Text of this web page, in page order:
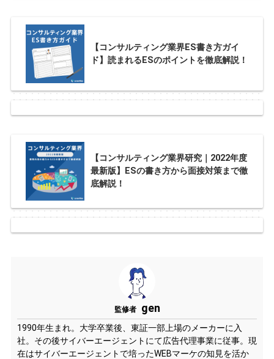
【コンサルティング業界ES書き方ガイ
ド】読まれるESのポイントを徹底解説！
【コンサルティング業界研究｜2022年度
最新版】ESの書き方から面接対策まで徹
底解説！
監修者 gen
1990年生まれ。大学卒業後、東証一部上場のメーカーに入
社。その後サイバーエージェントにて広告代理事業に従事。現
在はサイバーエージェントで培ったWEBマーケの知見を活か